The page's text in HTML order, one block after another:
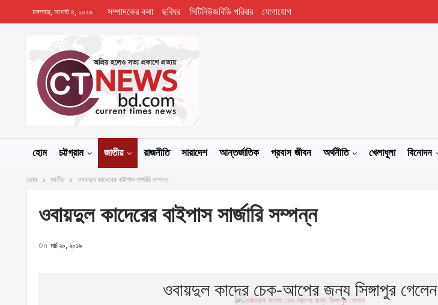
মঙ্গলবার, আগস্ট ৪, ২০২৬ সম্পাদকের কথা ছবিঘর সিটিনিউজবিডি পরিবার যোগাযোগ
হোম চট্টগ্রাম জাতীয় রাজনীতি সারাদেশ আন্তর্জাতিক প্রবাস জীবন অর্থনীতি খেলাধূলা বিনোদন
হোম জাতীয় ওবায়দুল কাদেরের বাইপাস সার্জারি সম্পন্ন
ওবায়দুল কাদেরের বাইপাস সার্জারি সম্পন্ন
On মার্চ ২০, ২০১৯
ওবায়দুল কাদের চেক-আপের জন্য সিঙ্গাপুর গেলেন